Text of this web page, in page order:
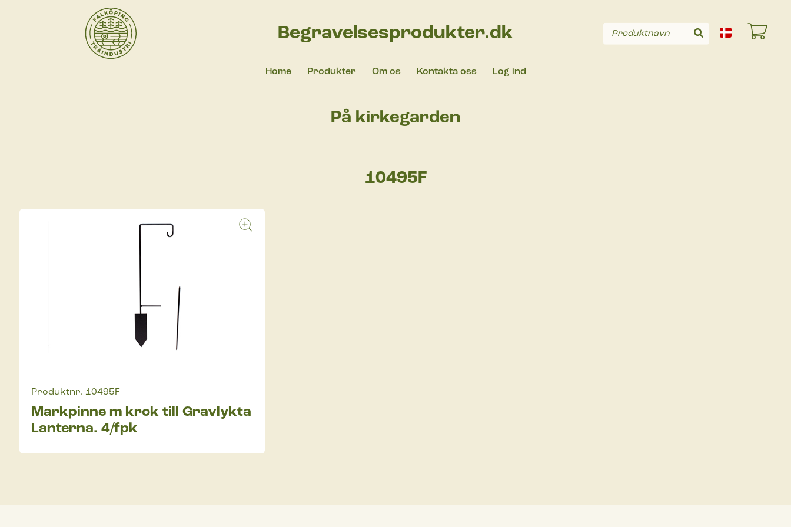
Begravelsesprodukter.dk Produktnavn
Home Produkter Om os Kontakta oss Log ind
På kirkegarden
10495F
Produktnr. 10495F
Markpinne m krok till Gravlykta
Lanterna. 4/fpk